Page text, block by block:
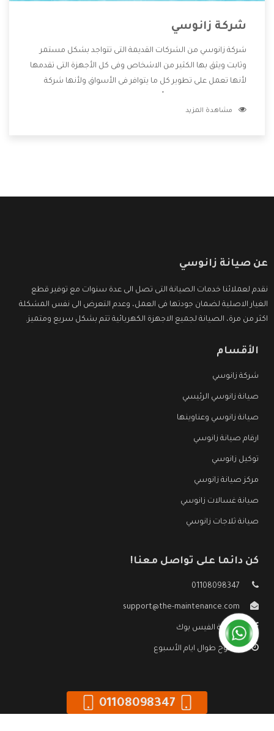
شركة زانوسي
شركة زانوسي من الشركات القديمة التى تتواجد بشكل مستمر
وثابت ويثق بها الكثير من الاشخاص وفى كل الأجهزة التى تقدمها
لأنها تعمل على تطوير كل ما يتوافر فى الأسواق ولأنها شركة
وتقدم للعملاء أقوى العروض والخصومات التى تسهل على
مشاهدة المزيد
عن صيانة زانوسي
نقدم لعملائنا خدمات الصيانة التى تصل الى عدة سنوات مع توفير قطع
الغيار الاصلية لضمان جودتها فى العمل، وعدم التعرض الى نفس المشكلة
اكثر من مرة، الصيانة لجميع الاجهزة الكهربائية تتم بشكل سريع ومتميز.
الأقسام
شركة زانوسي
صيانة زانوسي الرئيسي
صيانة زانوسي وعناوينها
ارقام صيانة زانوسي
توكيل زانوسي
مركز صيانة زانوسي
صيانة غسالات زانوسي
صيانة ثلاجات زانوسي
كن دائما على تواصل معنا!
01108098347
support@the-maintenance.com
صفحة الفيس بوك
مفتوح طوال ايام الأسبوع
01108098347